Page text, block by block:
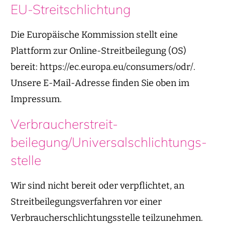
EU-Streitschlichtung
Die Europäische Kommission stellt eine
Plattform zur Online-Streitbeilegung (OS)
bereit: https://ec.europa.eu/consumers/odr/.
Unsere E-Mail-Adresse finden Sie oben im
Impressum.
Verbraucher­streit­
beilegung/Universal­schlichtungs­
stelle
Wir sind nicht bereit oder verpflichtet, an
Streitbeilegungsverfahren vor einer
Verbraucherschlichtungsstelle teilzunehmen.